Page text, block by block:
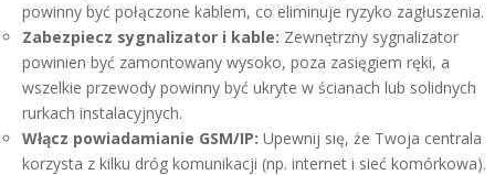
powinny być połączone kablem, co eliminuje ryzyko zagłuszenia.
Zabezpiecz sygnalizator i kable: Zewnętrzny sygnalizator
powinien być zamontowany wysoko, poza zasięgiem ręki, a
wszelkie przewody powinny być ukryte w ścianach lub solidnych
rurkach instalacyjnych.
Włącz powiadamianie GSM/IP: Upewnij się, że Twoja centrala
korzysta z kilku dróg komunikacji (np. internet i sieć komórkowa).